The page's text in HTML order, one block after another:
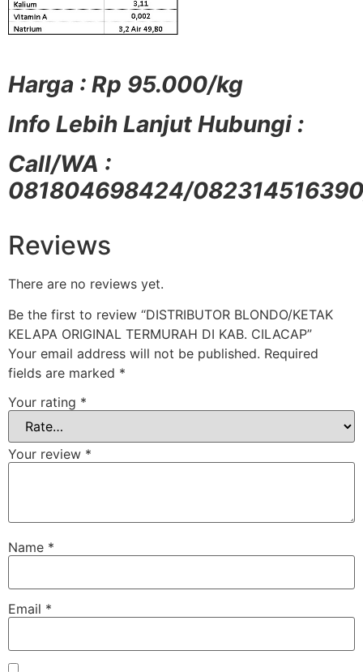
Harga : Rp 95.000/kg
Info Lebih Lanjut Hubungi :
Call/WA :
081804698424/
Reviews
There are no reviews yet.
Be the first to review “DISTRIBUTOR BLONDO/KETAK
KELAPA ORIGINAL TERMURAH DI KAB. CILACAP”
Your email address will not be published. Required
fields are marked *
Your rating *
Your review *
Name *
Email *